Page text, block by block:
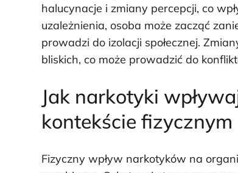
halucynacje i zmiany percepcji, co
uzależnienia, osoba może zacząć
prowadzi do izolacji społecznej.
bliskich, co może prowadzić do
Jak narkotyki
kontekście fizycznym
Fizyczny wpływ narkotyków na